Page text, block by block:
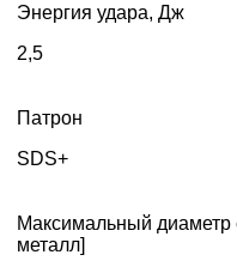
Энергия удара, Дж
2,5
Патрон
SDS+
Максимальный диаметр
металл]